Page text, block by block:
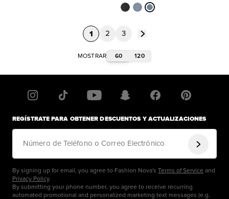
1 2 3
MOSTRAR 60 120
REGÍSTRATE PARA OBTENER DESCUENTOS Y ACTUALIZACIONES
Número de Teléfono o Correo Electrónico
By signing up for email, you agree to Fashion Nova's Terms of Service and
Privacy Policy.
By submitting your phone number, you agree to receive recurring
automated promotional and personalized marketing text messages (e.g.